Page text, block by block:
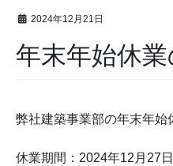
2024年12月21日
年末年始休
弊社建築事業部の年末年始
休業期間：2024年12月27